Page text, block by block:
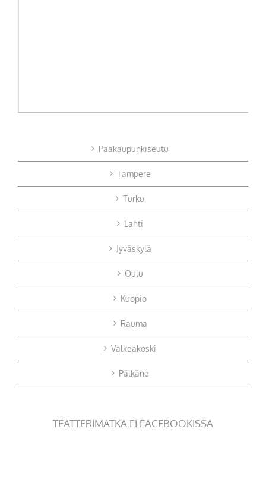
Pääkaupunkiseutu
Tampere
Turku
Lahti
Jyväskylä
Oulu
Kuopio
Rauma
Valkeakoski
Pälkäne
TEATTERIMATKA.FI FACEBOOKISSA